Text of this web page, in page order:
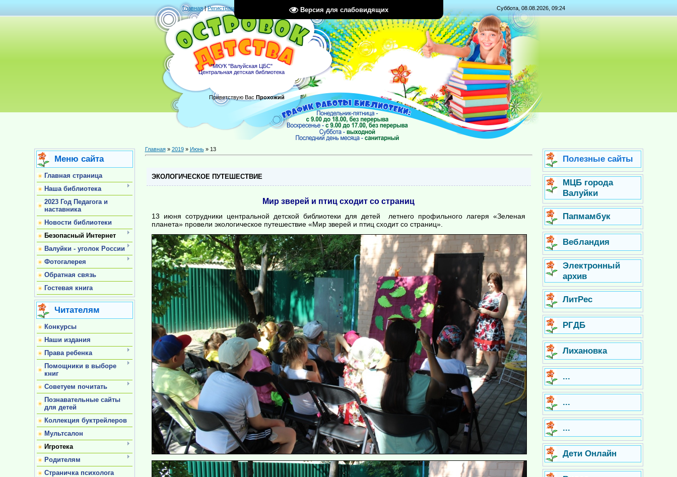
Версия для слабовидящих
Главная|Регистрация Суббота, 08.08.2026, 09:24
"МКУК "Валуйская ЦБС"
Центральная детская библиотека
Приветствую Вас Прохожий
Меню сайта
Главная страница
Наша библиотека
2023 Год Педагога и
наставника
Новости библиотеки
Безопасный Интернет
Валуйки - уголок России
Фотогалерея
Обратная связь
Гостевая книга
Читателям
Конкурсы
Наши издания
Права ребенка
Помощники в выборе
книг
Советуем почитать
Познавательные сайты
для детей
Коллекция буктрейлеров
Мультсалон
Игротека
Родителям
Страничка психолога
Главная» 2019 » Июнь » 13
ЭКОЛОГИЧЕСКОЕ ПУТЕШЕСТВИЕ
Мир зверей и птиц сходит со страниц
13 июня сотрудники центральной детской библиотеки для детей летнего профильного лагеря «Зеленая
планета» провели экологическое путешествие «Мир зверей и птиц сходит со страниц».
Полезные сайты
МЦБ города
Валуйки
Папмамбук
Вебландия
Электронный
архив
ЛитРес
РГДБ
Лихановка
...
...
...
Дети Онлайн